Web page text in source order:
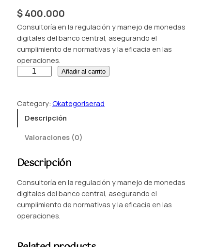
$400.000
Consultoría en la regulación y manejo de monedas
digitales del banco central, asegurando el
cumplimiento de normativas y la eficacia en las
operaciones.
t
a
a
k
D
i
g
Añadir al carrito
Category: Okategoriserad
Descripción
Valoraciones (0)
Descripción
Consultoría en la regulación y manejo de monedas
digitales del banco central, asegurando el
cumplimiento de normativas y la eficacia en las
operaciones.